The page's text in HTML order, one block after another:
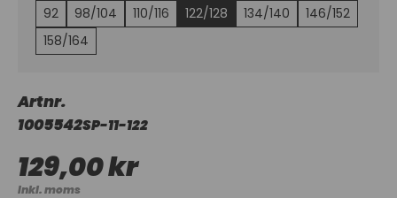
92 98/104 110/116 122/128 134/140
146/152
158/164
Artnr.
1005542SP-11-122
129,00 kr
Inkl. moms